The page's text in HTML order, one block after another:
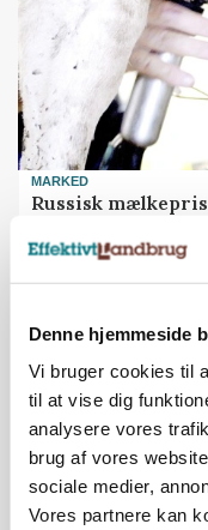
Denne hjemmeside
Vi bruger cookies til
til at vise dig
analysere vores
brug af vores
sociale medier,
Vores partnere kan
MARKED
Russisk